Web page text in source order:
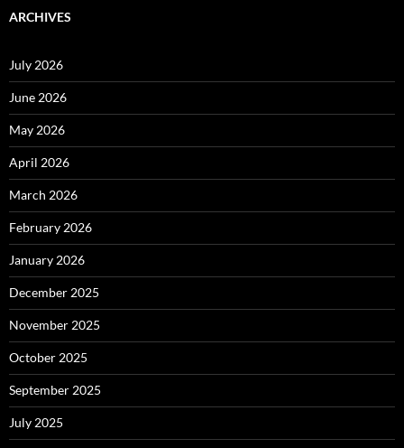
ARCHIVES
July 2026
June 2026
May 2026
April 2026
March 2026
February 2026
January 2026
December 2025
November 2025
October 2025
September 2025
July 2025